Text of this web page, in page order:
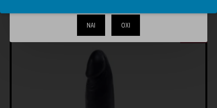
ΝΑΙ ΟΧΙ